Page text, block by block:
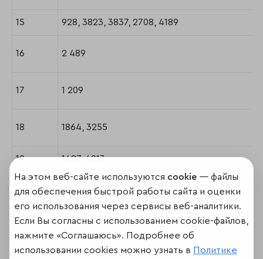
15 928, 3823, 3837, 2708, 4189
16 2 489
17 1 209
18 1864, 3255
19 1427, 4013
20 1 826
На этом веб-сайте используются cookie — файлы
для обеспечения быстрой работы сайта и оценки
его использования через сервисы веб-аналитики.
Если Вы согласны с использованием cookie-файлов,
нажмите «Соглашаюсь». Подробнее об
использовании cookies можно узнать в Политике